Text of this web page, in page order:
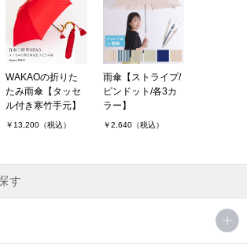
年09月20日
が深すぎず、ちょうど良い感じで素敵です。素
全くなく作りもしっかりしていて、開いたとき
れません。このシリーズをもう1本持っていま
っ．．．
WAKAOの折りた
たみ雨傘【タッセ
ル付き寒竹手元】
￥13,200（税込）
雨傘【ストライプ/
ピンドット/各3カ
ラー】
￥2,640（税込）
す